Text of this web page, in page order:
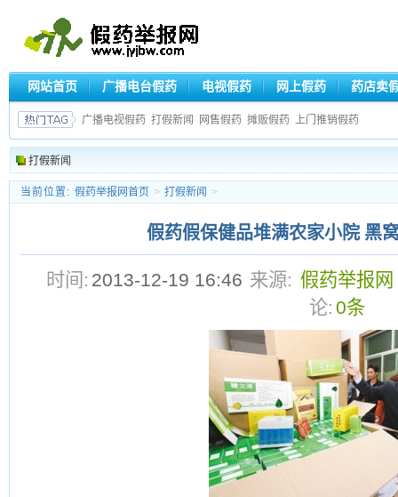
网站首页 广播电台假药 电视假药 网上假药 药店卖
广播电视假药 打假新闻 网售假药 摊贩假药 上门推销假药
打假新闻
当前位置: 假药举报网首页 > 打假新闻 >
假药假保健品堆满农家小院 黑
时间: 2013-12-19 16:46 来源: 假药举报网
论: 0条